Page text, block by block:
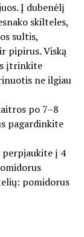
Į dubenėlį
skilteles,
sultis,
pipirus. Viską
įtrinkite
ne ilgiau
po 7–8
pagardinkite
perpjaukite į 4
pomidorus